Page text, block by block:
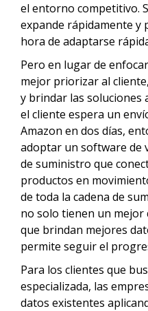
el entorno competitivo.
expande rápidamente y
hora de adaptarse
Pero en lugar de
mejor priorizar al
y brindar las soluciones
el cliente espera un
Amazon en dos días,
adoptar un software de
de suministro que
productos en
de toda la cadena de
no solo tienen un
que brindan mejores
permite seguir el
Para los clientes que
especializada, las
datos existentes